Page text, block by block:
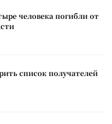
человека погибли от
список получателей